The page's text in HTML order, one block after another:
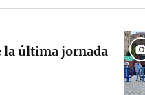
la última jornada